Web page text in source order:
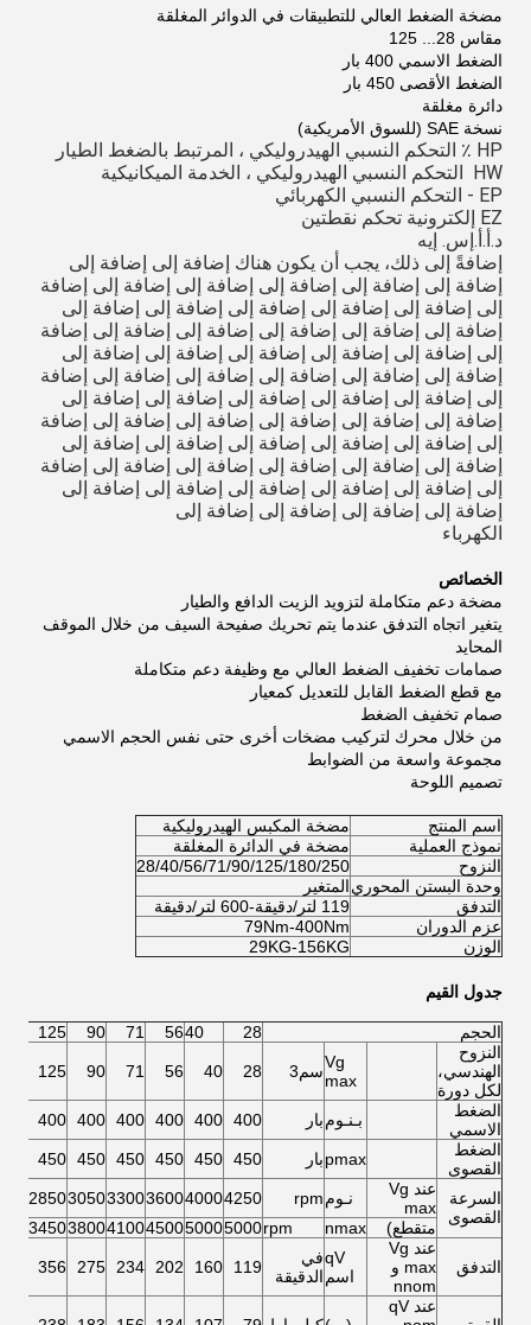
مضخة الضغط العالي للتطبيقات في الدوائر المغلقة
مقاس 28... 125
الضغط الاسمي 400 بار
الضغط الأقصى 450 بار
دائرة مغلقة
نسخة SAE (للسوق الأمريكية)
HP ٪ التحكم النسبي الهيدروليكي ، المرتبط بالضغط الطيار
HW ️ التحكم النسبي الهيدروليكي ، الخدمة الميكانيكية
EP - التحكم النسبي الكهربائي
EZ إلكترونية تحكم نقطتين
د.أ.أ.إس. إيه
إضافةً إلى ذلك، يجب أن يكون هناك إضافة إلى إضافة إلى
إضافة إلى إضافة إلى إضافة إلى إضافة إلى إضافة إلى إضافة
إلى إضافة إلى إضافة إلى إضافة إلى إضافة إلى إضافة إلى
إضافة إلى إضافة إلى إضافة إلى إضافة إلى إضافة إلى إضافة
إلى إضافة إلى إضافة إلى إضافة إلى إضافة إلى إضافة إلى
إضافة إلى إضافة إلى إضافة إلى إضافة إلى إضافة إلى إضافة
إلى إضافة إلى إضافة إلى إضافة إلى إضافة إلى إضافة إلى
إضافة إلى إضافة إلى إضافة إلى إضافة إلى إضافة إلى إضافة
إلى إضافة إلى إضافة إلى إضافة إلى إضافة إلى إضافة إلى
إضافة إلى إضافة إلى إضافة إلى إضافة إلى إضافة إلى إضافة
إلى إضافة إلى إضافة إلى إضافة إلى إضافة إلى إضافة إلى
إضافة إلى إضافة إلى إضافة إلى إضافة إلى
الكهرباء
الخصائص
مضخة دعم متكاملة لتزويد الزيت الدافع والطيار
يتغير اتجاه التدفق عندما يتم تحريك صفيحة السيف من خلال الموقف
المحايد
صمامات تخفيف الضغط العالي مع وظيفة دعم متكاملة
مع قطع الضغط القابل للتعديل كمعيار
صمام تخفيف الضغط
من خلال محرك لتركيب مضخات أخرى حتى نفس الحجم الاسمي
مجموعة واسعة من الضوابط
تصميم اللوحة
اسم المنتج
مضخة المكبس الهيدروليكية
نموذج العملية
مضخة في الدائرة المغلقة
النزوح
28/40/56/71/90/125/180/250
وحدة البستن المحوريالمتغير
التدفق
119 لتر/دقيقة-600 لتر/دقيقة
عزم الدوران
79Nm-400Nm
الوزن
29KG-156KG
جدول القيم
الحجم 28
40
56
71
90
125
النزوح
الهندسي،
لكل دورة
Vg
maxسم3 28
40
56
71
90
125
الضغط
الاسمي
بـنـومبار 400
400
400
400
400
400
الضغط
القصوى
pmaxبار 450
450
450
450
450
450
السرعة
القصوى
عند Vg
max
نـومrpm
4250
4000
3600
3300
3050
2850
متقطع)
nmax
rpm
5000
5000
4500
4100
3800
3450
التدفق
عند Vg
max و
nnom
qV
اسم
في
الدقيقة
119
160
202
234
275
356
عند qV